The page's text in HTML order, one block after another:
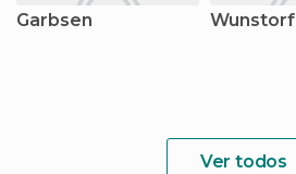
Garbsen Wunstorf
Ver todos